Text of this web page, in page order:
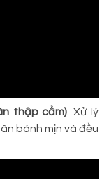
thập cẩm): Xử lý
bánh mịn và đều